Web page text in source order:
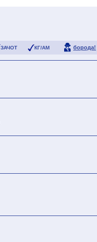
ЗАЧОТ КГ/АМ борода!